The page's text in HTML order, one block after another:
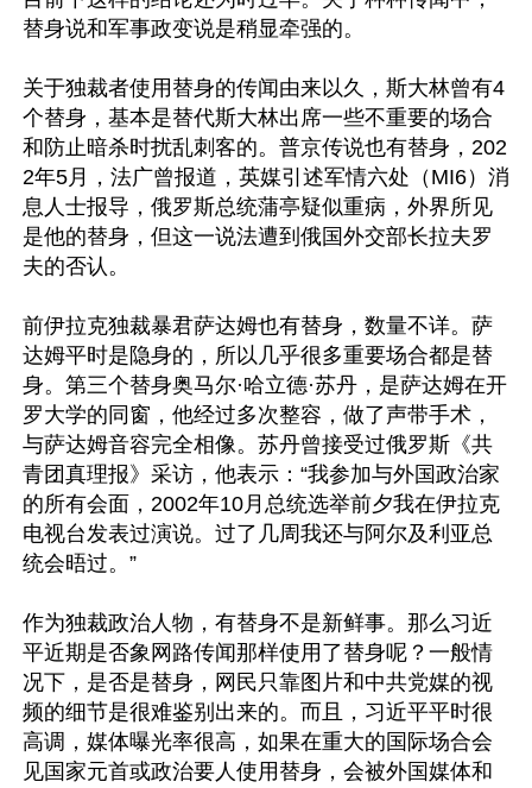
替身说和军事政变说是稍显牵强的。
关于独裁者使用替身的传闻由来以久，斯大林曾有4
个替身，基本是替代斯大林出席一些不重要的场合
和防止暗杀时扰乱刺客的。普京传说也有替身，202
2年5月，法广曾报道，英媒引述军情六处（MI6）消
息人士报导，俄罗斯总统蒲亭疑似重病，外界所见
是他的替身，但这一说法遭到俄国外交部长拉夫罗
夫的否认。
前伊拉克独裁暴君萨达姆也有替身，数量不详。萨
达姆平时是隐身的，所以几乎很多重要场合都是替
身。第三个替身奥马尔·哈立德·苏丹，是萨达姆在开
罗大学的同窗，他经过多次整容，做了声带手术，
与萨达姆音容完全相像。苏丹曾接受过俄罗斯《共
青团真理报》采访，他表示：“我参加与外国政治家
的所有会面，2002年10月总统选举前夕我在伊拉克
电视台发表过演说。过了几周我还与阿尔及利亚总
统会晤过。”
作为独裁政治人物，有替身不是新鲜事。那么习近
平近期是否象网路传闻那样使用了替身呢？一般情
况下，是否是替身，网民只靠图片和中共党媒的视
频的细节是很难鉴别出来的。而且，习近平平时很
高调，媒体曝光率很高，如果在重大的国际场合会
见国家元首或政治要人使用替身，会被外国媒体和